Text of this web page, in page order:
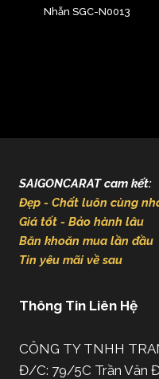
Nhẫn SGC-N0013
SAIGONCARAT cam kết:
Đẹp - Chất luôn cùng
Giá tốt - Bảo hành lâu
Băn khoăn mua lần đầu
Tin yêu mãi về sau
Thông Tin Liên Hệ
CÔNG TY TNHH
Đ/C: 79/5C Trần Văn